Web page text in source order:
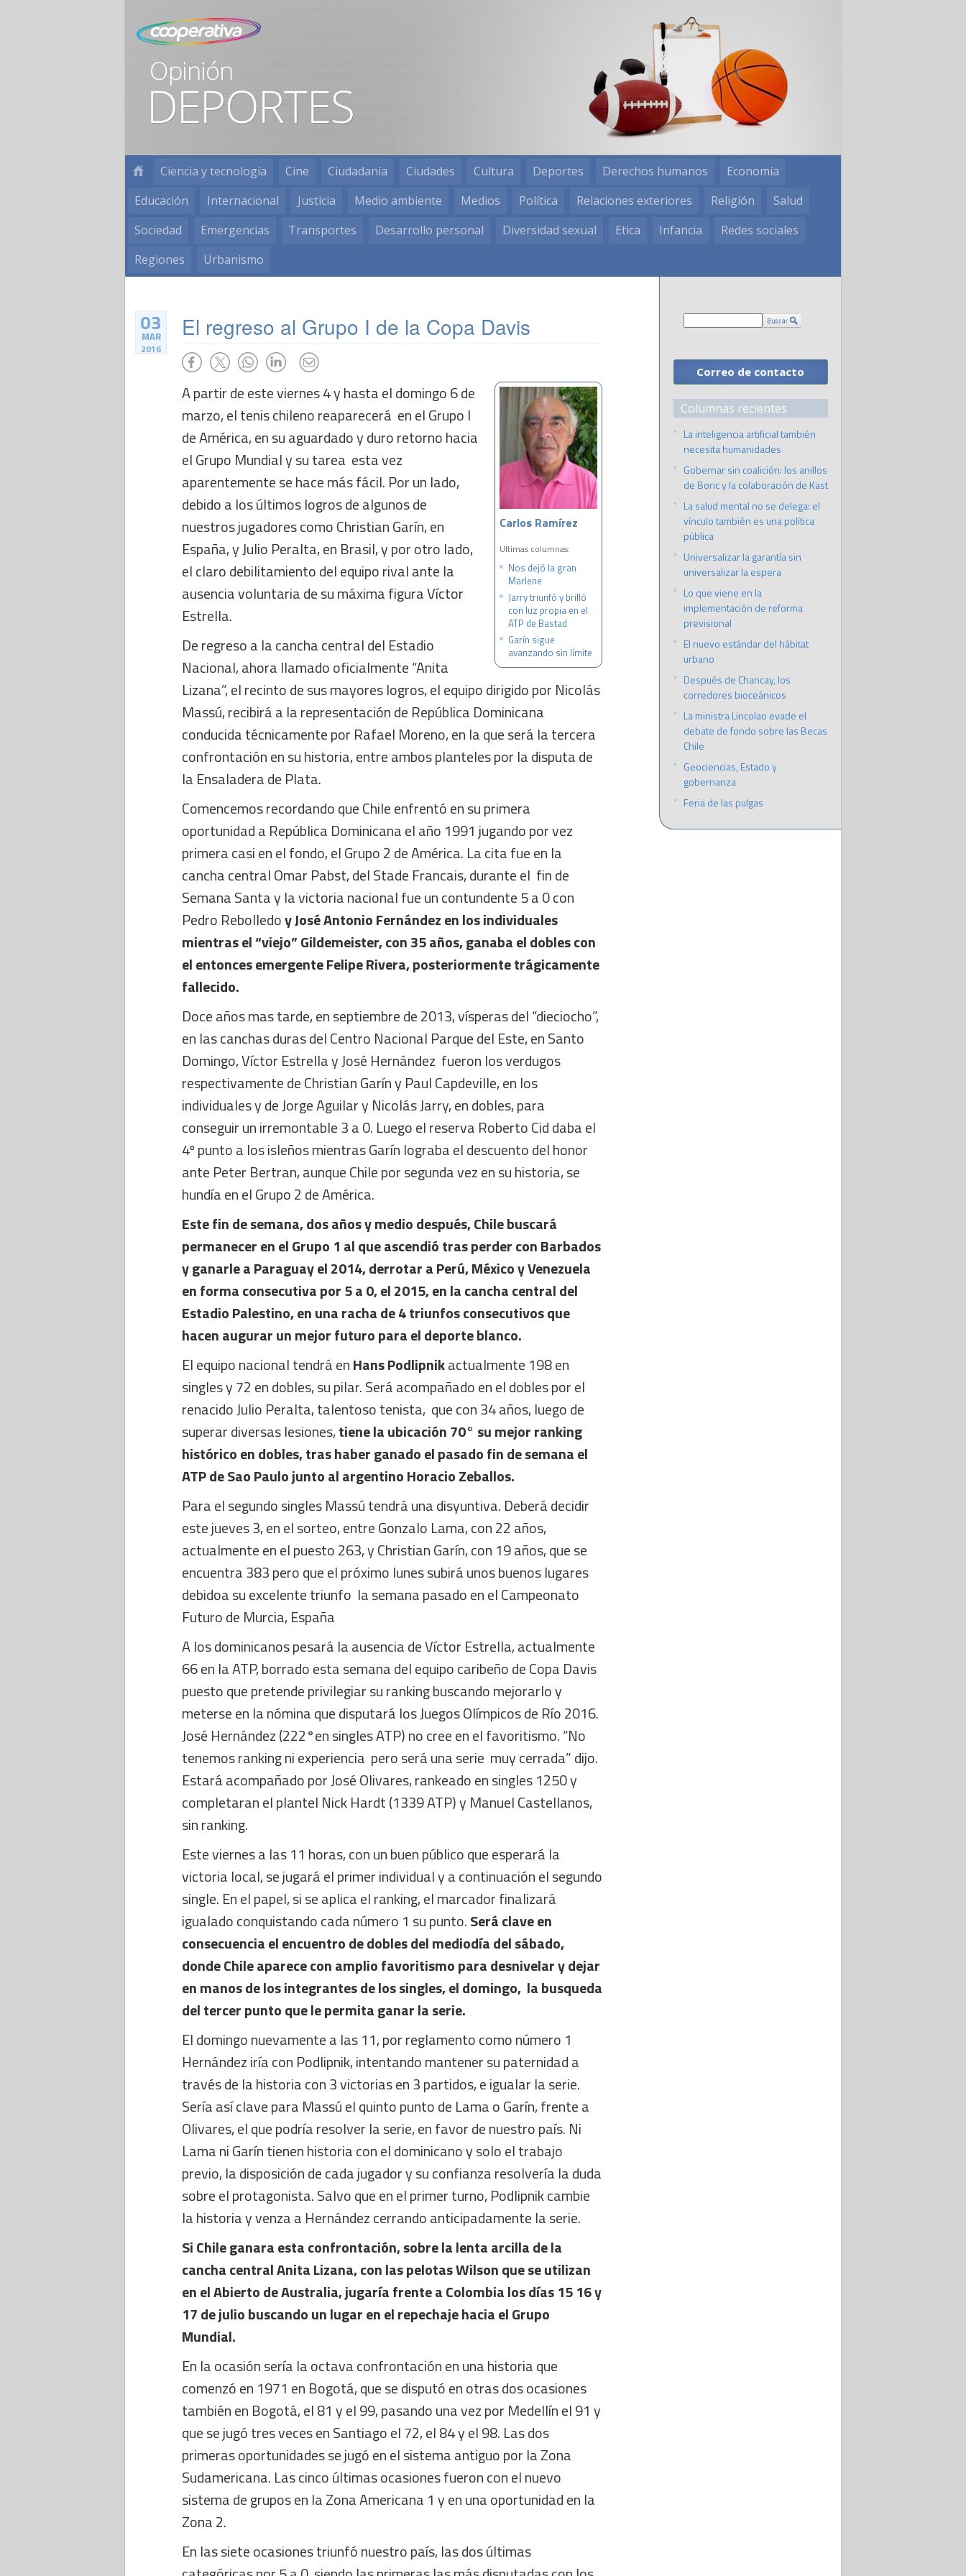
Ciencia y tecnología Cine Ciudadanía Ciudades Cultura Deportes Derechos humanos
Economía
Educación
Internacional Justicia Medio ambiente Medios Política Relaciones exteriores Religión
Salud
Sociedad
Emergencias Transportes Desarrollo personal Diversidad sexual Etica Infancia
Redes sociales
Regiones
Urbanismo
03
MAR
2016
El regreso al Grupo I de la Copa Davis
Carlos Ramírez
Ultimas columnas:
Nos dejó la gran
Marlene
Jarry triunfó y brilló
con luz propia en el
ATP de Bastad
Garín sigue
avanzando sin límite
A partir de este viernes 4 y hasta el domingo 6 de
marzo, el tenis chileno reaparecerá en el Grupo I
de América, en su aguardado y duro retorno hacia
el Grupo Mundial y su tarea esta vez
aparentemente se hace más fácil. Por un lado,
debido a los últimos logros de algunos de
nuestros jugadores como Christian Garín, en
España, y Julio Peralta, en Brasil, y por otro lado,
el claro debilitamiento del equipo rival ante la
ausencia voluntaria de su máxima figura Víctor
Estrella.
De regreso a la cancha central del Estadio
Nacional, ahora llamado oficialmente “Anita
Lizana”, el recinto de sus mayores logros, el equipo dirigido por Nicolás
Massú, recibirá a la representación de República Dominicana
conducida técnicamente por Rafael Moreno, en la que será la tercera
confrontación en su historia, entre ambos planteles por la disputa de
la Ensaladera de Plata.
Comencemos recordando que Chile enfrentó en su primera
oportunidad a República Dominicana el año 1991 jugando por vez
primera casi en el fondo, el Grupo 2 de América. La cita fue en la
cancha central Omar Pabst, del Stade Francais, durante el fin de
Semana Santa y la victoria nacional fue un contundente 5 a 0 con
Pedro Rebolledoy José Antonio Fernández en los individuales
mientras el “viejo” Gildemeister, con 35 años, ganaba el dobles con
el entonces emergente Felipe Rivera, posteriormente trágicamente
fallecido.
Doce años mas tarde, en septiembre de 2013, vísperas del “dieciocho”,
en las canchas duras del Centro Nacional Parque del Este, en Santo
Domingo, Víctor Estrella y José Hernández fueron los verdugos
respectivamente de Christian Garín y Paul Capdeville, en los
individuales y de Jorge Aguilar y Nicolás Jarry, en dobles, para
conseguir un irremontable 3 a 0. Luego el reserva Roberto Cid daba el
4º punto a los isleños mientras Garín lograba el descuento del honor
ante Peter Bertran, aunque Chile por segunda vez en su historia, se
hundía en el Grupo 2 de América.
Este fin de semana, dos años y medio después, Chile buscará
permanecer en el Grupo 1 al que ascendió tras perder con Barbados
y ganarle a Paraguay el 2014, derrotar a Perú, México y Venezuela
en forma consecutiva por 5 a 0, el 2015, en la cancha central del
Estadio Palestino, en una racha de 4 triunfos consecutivos que
hacen augurar un mejor futuro para el deporte blanco.
El equipo nacional tendrá enHans Podlipnikactualmente 198 en
singles y 72 en dobles, su pilar. Será acompañado en el dobles por el
renacido Julio Peralta, talentoso tenista, que con 34 años, luego de
superar diversas lesiones,tiene la ubicación 70° su mejor ranking
histórico en dobles, tras haber ganado el pasado fin de semana el
ATP de Sao Paulo junto al argentino Horacio Zeballos.
Para el segundo singles Massú tendrá una disyuntiva. Deberá decidir
este jueves 3, en el sorteo, entre Gonzalo Lama, con 22 años,
actualmente en el puesto 263, y Christian Garín, con 19 años, que se
encuentra 383 pero que el próximo lunes subirá unos buenos lugares
debidoa su excelente triunfo la semana pasado en el Campeonato
Futuro de Murcia, España
A los dominicanos pesará la ausencia de Víctor Estrella, actualmente
66 en la ATP, borrado esta semana del equipo caribeño de Copa Davis
puesto que pretende privilegiar su ranking buscando mejorarlo y
meterse en la nómina que disputará los Juegos Olímpicos de Río 2016.
José Hernández (222°en singles ATP) no cree en el favoritismo. “No
tenemos ranking ni experiencia pero será una serie muy cerrada” dijo.
Estará acompañado por José Olivares, rankeado en singles 1250 y
completaran el plantel Nick Hardt (1339 ATP) y Manuel Castellanos,
sin ranking.
Este viernes a las 11 horas, con un buen público que esperará la
victoria local, se jugará el primer individual y a continuación el segundo
single. En el papel, si se aplica el ranking, el marcador finalizará
igualado conquistando cada número 1 su punto.Será clave en
consecuencia el encuentro de dobles del mediodía del sábado,
donde Chile aparece con amplio favoritismo para desnivelar y dejar
en manos de los integrantes de los singles, el domingo, la busqueda
del tercer punto que le permita ganar la serie.
El domingo nuevamente a las 11, por reglamento como número 1
Hernández iría con Podlipnik, intentando mantener su paternidad a
través de la historia con 3 victorias en 3 partidos, e igualar la serie.
Sería así clave para Massú el quinto punto de Lama o Garín, frente a
Olivares, el que podría resolver la serie, en favor de nuestro país. Ni
Lama ni Garín tienen historia con el dominicano y solo el trabajo
previo, la disposición de cada jugador y su confianza resolvería la duda
sobre el protagonista. Salvo que en el primer turno, Podlipnik cambie
la historia y venza a Hernández cerrando anticipadamente la serie.
Si Chile ganara esta confrontación, sobre la lenta arcilla de la
cancha central Anita Lizana, con las pelotas Wilson que se utilizan
en el Abierto de Australia, jugaría frente a Colombia los días 15 16 y
17 de julio buscando un lugar en el repechaje hacia el Grupo
Mundial.
En la ocasión sería la octava confrontación en una historia que
comenzó en 1971 en Bogotá, que se disputó en otras dos ocasiones
también en Bogotá, el 81 y el 99, pasando una vez por Medellín el 91 y
que se jugó tres veces en Santiago el 72, el 84 y el 98. Las dos
primeras oportunidades se jugó en el sistema antiguo por la Zona
Sudamericana. Las cinco últimas ocasiones fueron con el nuevo
sistema de grupos en la Zona Americana 1 y en una oportunidad en la
Zona 2.
En las siete ocasiones triunfó nuestro país, las dos últimas
Correo de contacto
Columnas recientes
La inteligencia artificial también
necesita humanidades
Gobernar sin coalición: los anillos
de Boric y la colaboración de Kast
La salud mental no se delega: el
vínculo también es una política
pública
Universalizar la garantía sin
universalizar la espera
Lo que viene en la
implementación de reforma
previsional
El nuevo estándar del hábitat
urbano
Después de Chancay, los
corredores bioceánicos
La ministra Lincolao evade el
debate de fondo sobre las Becas
Chile
Geociencias, Estado y
gobernanza
Feria de las pulgas